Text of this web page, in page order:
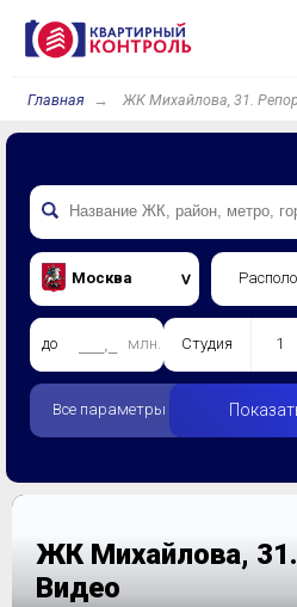
Главная ЖК Михайлова, 31.
Москва
до млн. Студия 1
Все параметры
ЖК Михайлова,
Видео